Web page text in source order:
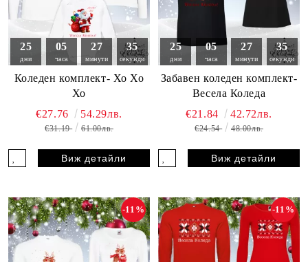
25
дни
05
часа
27
минути
33
секунди
Коледен комплект- Хо Хо
Хо
€27.76 54.29лв.
€31.19 61.00лв.
Виж детайли
25
дни
05
часа
27
минути
33
секунди
Забавен коледен комплект-
Весела Коледа
€21.84 42.72лв.
€24.54 48.00лв.
Виж детайли
-11% -11%